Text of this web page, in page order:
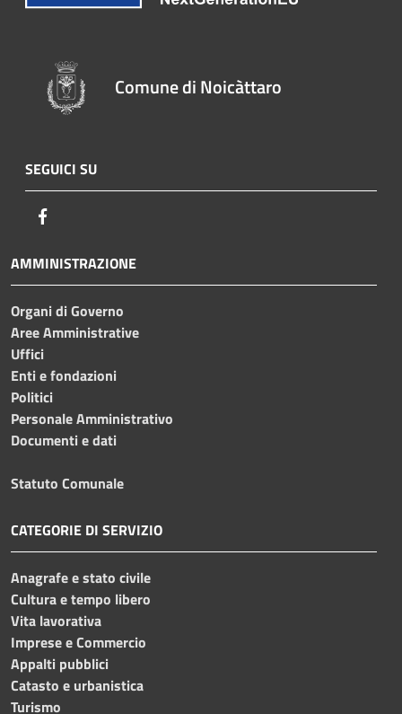
Comune di Noicàttaro
SEGUICI SU
AMMINISTRAZIONE
Organi di Governo
Aree Amministrative
Uffici
Enti e fondazioni
Politici
Personale Amministrativo
Documenti e dati
Statuto Comunale
CATEGORIE DI SERVIZIO
Anagrafe e stato civile
Cultura e tempo libero
Vita lavorativa
Imprese e Commercio
Appalti pubblici
Catasto e urbanistica
Turismo